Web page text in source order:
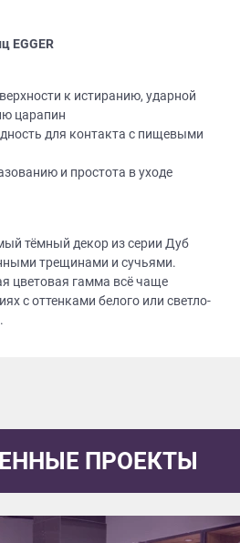
EGGER
к истиранию, ударной
царапин
для контакта с пищевыми
и простота в уходе
тёмный декор из серии Дуб
трещинами и сучьями.
цветовая гамма всё чаще
с оттенками белого или светло-
ПРОЕКТЫ